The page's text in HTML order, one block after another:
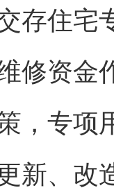
存住宅
修资金
，专项
新、改